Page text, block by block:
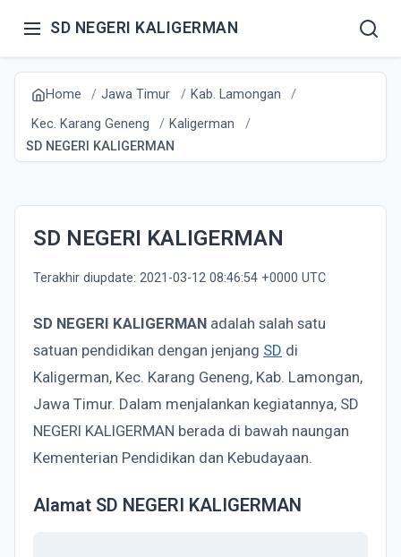
SD NEGERI KALIGERMAN
Home Jawa Timur
Kab. Lamongan
Kec. Karang Geneng
Kaligerman
SD NEGERI KALIGERMAN
SD NEGERI KALIGERMAN
Terakhir diupdate: 2021-03-12 08:46:54 +0000 UTC
SD NEGERI KALIGERMAN adalah salah satu
satuan pendidikan dengan jenjang SD di
Kaligerman, Kec. Karang Geneng, Kab. Lamongan,
Jawa Timur. Dalam menjalankan kegiatannya, SD
NEGERI KALIGERMAN berada di bawah naungan
Kementerian Pendidikan dan Kebudayaan.
Alamat SD NEGERI KALIGERMAN